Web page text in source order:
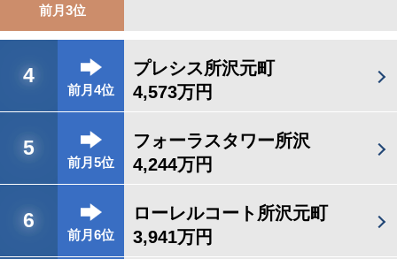
前月3位
4
前月4位
プレシス所沢元町
4,573万円
5
前月5位
フォーラスタワー所沢
4,244万円
6
前月6位
ローレルコート所沢元町
3,941万円